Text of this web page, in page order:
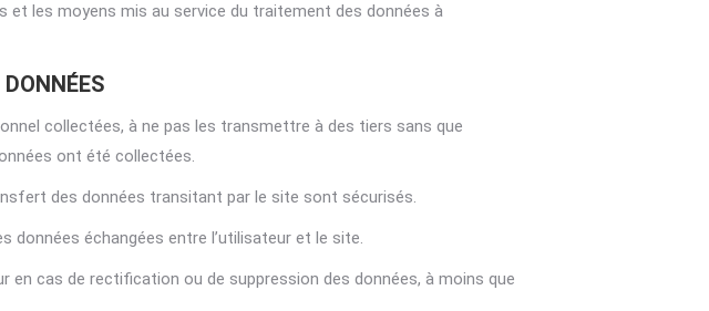
les moyens mis au service du traitement des données à
collectées, à ne pas les transmettre à des tiers sans que
ont été collectées.
des données transitant par le site sont sécurisés.
données échangées entre l’utilisateur et le site.
en cas de rectification ou de suppression des données, à moins que